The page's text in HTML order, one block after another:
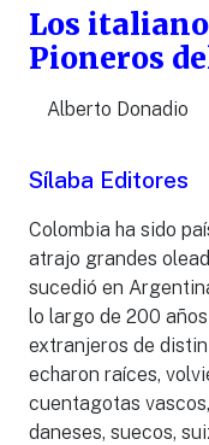
Los
Pioneros
Alberto Donadio
Sílaba Editores
Colombia ha sido
atrajo grandes
sucedió en
lo largo de 200
extranjeros de
echaron raíces,
cuentagotas
daneses, suecos,